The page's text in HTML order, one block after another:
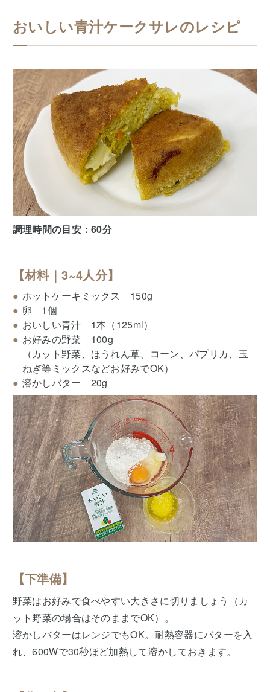
おいしい青汁ケークサレのレシピ
調理時間の目安：60分
【材料｜3~4人分】
ホットケーキミックス 150g
卵 1個
おいしい青汁 1本（125ml）
お好みの野菜 100g
（カット野菜、ほうれん草、コーン、パプリカ、玉
ねぎ等ミックスなどお好みでOK）
溶かしバター 20g
【下準備】
野菜はお好みで食べやすい大きさに切りましょう（カ
ット野菜の場合はそのままでOK）。
溶かしバターはレンジでもOK。耐熱容器にバターを入
れ、600Wで30秒ほど加熱して溶かしておきます。